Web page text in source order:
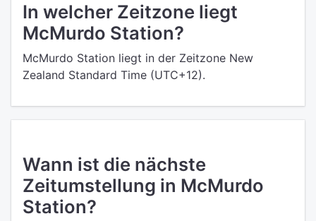
In welcher Zeitzone liegt
McMurdo Station?
McMurdo Station liegt in der Zeitzone New
Zealand Standard Time (UTC+12).
Wann ist die nächste
Zeitumstellung in McMurdo
Station?